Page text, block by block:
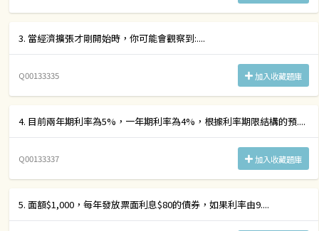
3. 當經濟擴張才剛開始時，你可能會觀察到:....
Q00133335 加入收藏題庫
4. 目前兩年期利率為5%，一年期利率為4%，根據利率期限結構的預....
Q00133337 加入收藏題庫
5. 面額$1,000，每年發放票面利息$80的債券，如果利率由9....